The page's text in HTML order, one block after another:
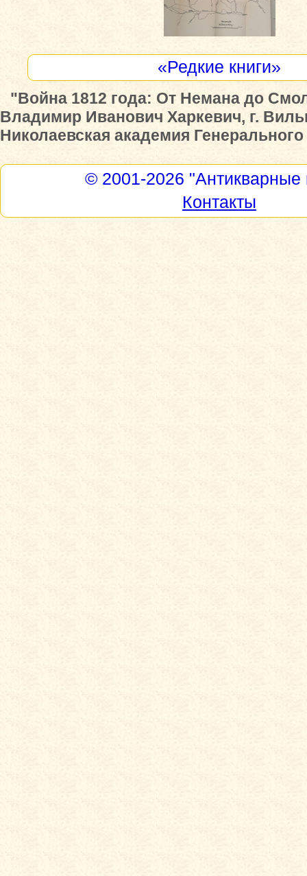
«Редкие книги»
"Война 1812 года: От Немана до
Владимир Иванович Харкевич, г.
Николаевская академия Генерального
© 2001-2026 "Антикварные
Контакты